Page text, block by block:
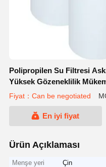
Polipropilen Su Filtresi
Yüksek Gözeneklilik
Fiyat：Can be negotiated
En iyi fiyat
Ürün Açıklaması
Menşe yeri
Çin